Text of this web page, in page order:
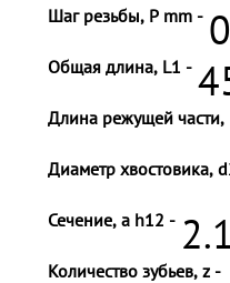
Шаг резьбы, P mm -
Общая длина, L1 -
Длина режущей части,
Диаметр хвостовика,
Сечение, a h12 -
Количество зубьев, z -